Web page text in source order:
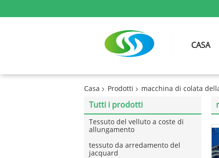
CASA
Casa Prodotti macchina di colata
Tutti i prodotti
Tessuto del velluto a coste di
allungamento
tessuto da arredamento del
jacquard